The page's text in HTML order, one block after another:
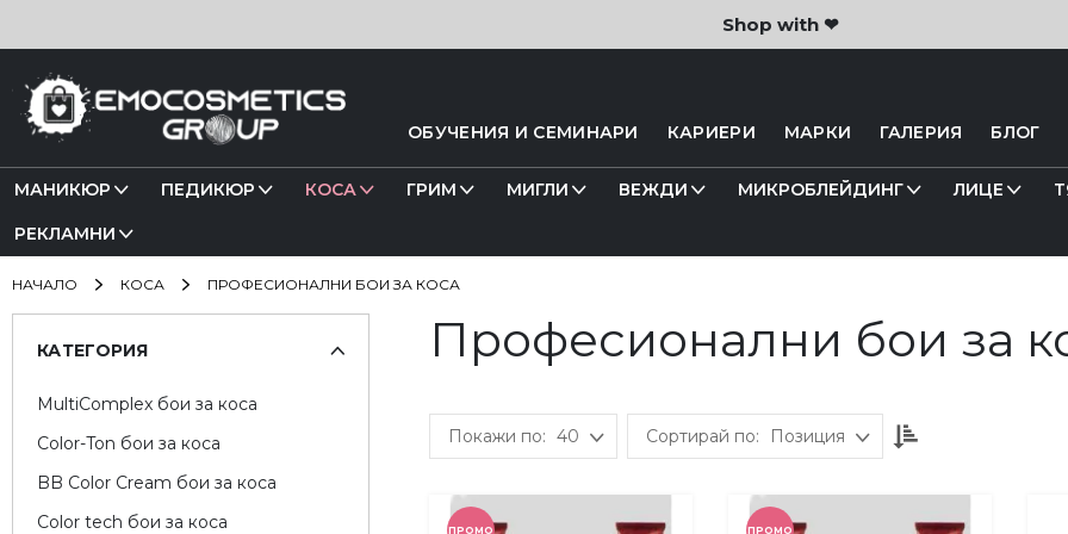
Shop with ❤
Прескачане
към
съдържанието
ОБУЧЕНИЯ И СЕМИНАРИ КАРИЕРИ МАРКИ ГАЛЕРИЯ БЛОГ
МАНИКЮР ПЕДИКЮР КОСА ГРИМ МИГЛИ ВЕЖДИ МИКРОБЛЕЙДИНГ ЛИЦЕ
РЕКЛАМНИ
НАЧАЛО КОСА ПРОФЕСИОНАЛНИ БОИ ЗА КОСА
Професионални бои за
40 Позиция
Настрой
ПРОМО ПРОМО
поКАТЕГОРИЯ
MultiComplex бои за коса
Color-Ton бои за коса
BB Color Cream бои за коса
Color tech бои за коса